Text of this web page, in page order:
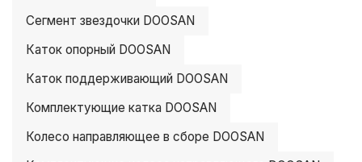
Сегмент звездочки DOOSAN
Каток опорный DOOSAN
Каток поддерживающий DOOSAN
Комплектующие катка DOOSAN
Колесо направляющее в сборе DOOSAN